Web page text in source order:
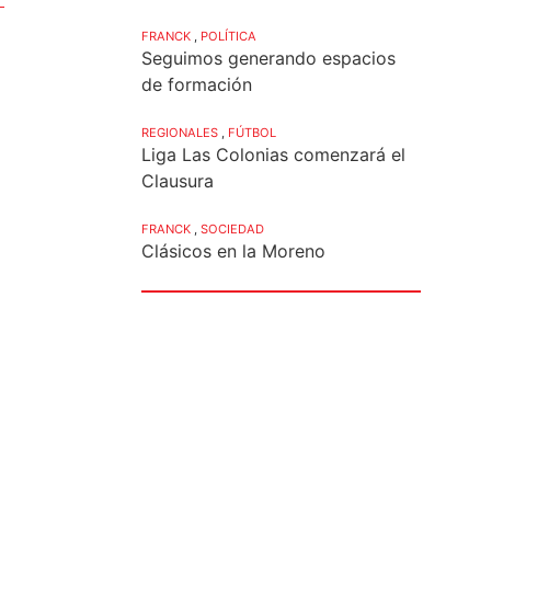
FRANCK POLÍTICA
Seguimos generando espacios
de formación
REGIONALES FÚTBOL
Liga Las Colonias comenzará el
Clausura
FRANCK SOCIEDAD
Clásicos en la Moreno